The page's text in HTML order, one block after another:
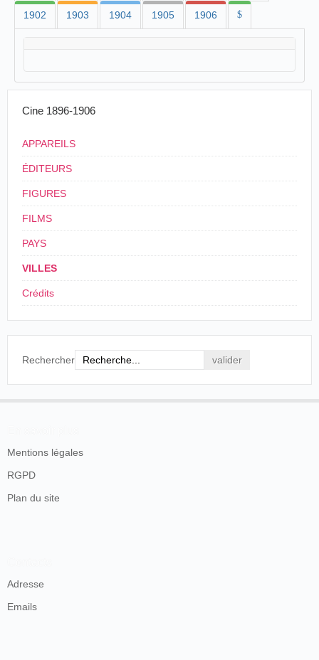
1902 1903 1904 1905 1906 $
Cine 1896-1906
APPAREILS
ÉDITEURS
FIGURES
FILMS
PAYS
VILLES
Crédits
Rechercher
Mentions légales
RGPD
Plan du site
Adresse
Emails